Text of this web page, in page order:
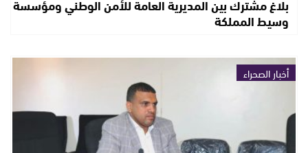
بلاغ مشترك بين المديرية العامة للأمن الوطني ومؤسسة
وسيط المملكة
أخبار الصحراء